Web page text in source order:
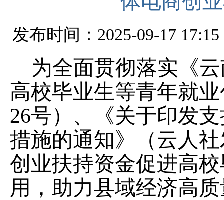
发布时间：2025-09-17 17:15
为全面贯彻落实《
高校毕业生等青年就
26号）、《关于印发
措施的通知》（云人
创业扶持资金促进高
用，助力县域经济高